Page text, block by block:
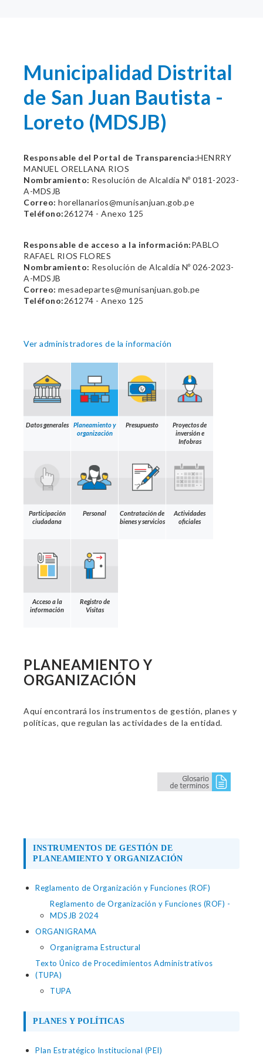
Municipalidad Distrital
de San Juan Bautista -
Loreto (MDSJB)
Responsable del Portal de Transparencia:HENRRY
MANUEL ORELLANA RIOS
Nombramiento: Resolución de Alcaldía Nº 0181-2023-
A-MDSJB
Correo: horellanarios@munisanjuan.gob.pe
Teléfono:261274 - Anexo 125
Responsable de acceso a la información:PABLO
RAFAEL RIOS FLORES
Nombramiento: Resolución de Alcaldía Nº 026-2023-
A-MDSJB
Correo: mesadepartes@munisanjuan.gob.pe
Teléfono:261274 - Anexo 125
Ver administradores de la información
Datos generales
Planeamiento y
organización
Presupuesto
Proyectos de
inversión e
Infobras
Participación
ciudadana
Personal
Contratación de
bienes y servicios
Actividades
oficiales
Acceso a la
información
Registro de
Visitas
PLANEAMIENTO Y
ORGANIZACIÓN
Aquí encontrará los instrumentos de gestión, planes y
políticas, que regulan las actividades de la entidad.
INSTRUMENTOS DE GESTIÓN DE
PLANEAMIENTO Y ORGANIZACIÓN
Reglamento de Organización y Funciones (ROF)
Reglamento de Organización y Funciones (ROF) -
MDSJB 2024
ORGANIGRAMA
Organigrama Estructural
Texto Único de Procedimientos Administrativos
(TUPA)
TUPA
PLANES Y POLÍTICAS
Plan Estratégico Institucional (PEI)